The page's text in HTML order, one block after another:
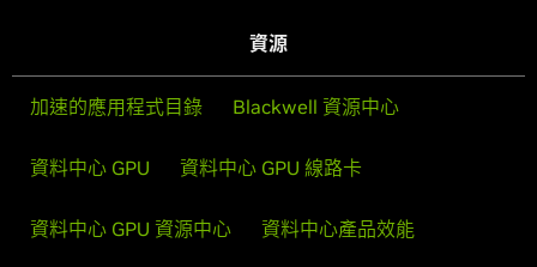
資源
加速的應用程式目錄 Blackwell 資源中心
資料中心 GPU 資料中心 GPU 線路卡
資料中心 GPU 資源中心 資料中心產品效能